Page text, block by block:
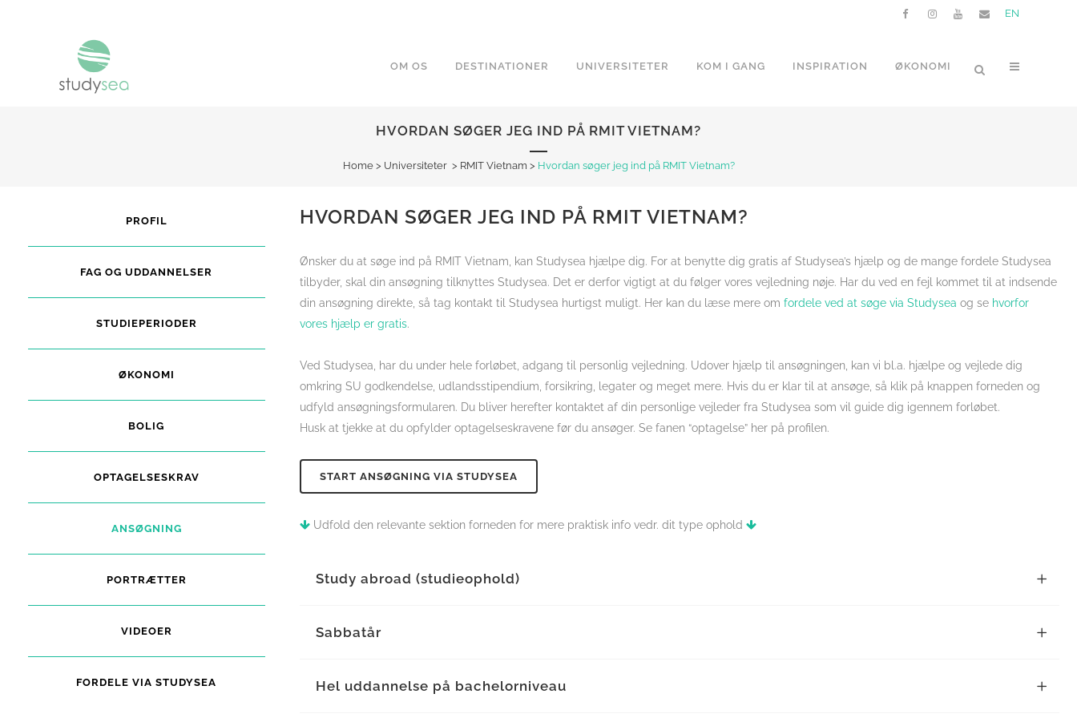
EN
OM OS DESTINATIONER UNIVERSITETER KOM I GANG INSPIRATION ØKONOMI
HVORDAN SØGER JEG IND PÅ RMIT VIETNAM?
Home> Universiteter > RMIT Vietnam > Hvordan søger jeg ind på RMIT Vietnam?
PROFIL
FAG OG UDDANNELSER
STUDIEPERIODER
ØKONOMI
BOLIG
OPTAGELSESKRAV
ANSØGNING
PORTRÆTTER
VIDEOER
FORDELE VIA STUDYSEA
HVORDAN SØGER JEG IND PÅ RMIT VIETNAM?
Ønsker du at søge ind på RMIT Vietnam, kan Studysea hjælpe dig. For at benytte dig gratis af Studysea’s hjælp og de mange fordele Studysea
tilbyder, skal din ansøgning tilknyttes Studysea. Det er derfor vigtigt at du følger vores vejledning nøje. Har du ved en fejl kommet til at indsende
din ansøgning direkte, så tag kontakt til Studysea hurtigst muligt. Her kan du læse mere om fordele ved at søge via Studysea og se hvorfor
vores hjælp er gratis.
Ved Studysea, har du under hele forløbet, adgang til personlig vejledning. Udover hjælp til ansøgningen, kan vi bl.a. hjælpe og vejlede dig
omkring SU godkendelse, udlandsstipendium, forsikring, legater og meget mere. Hvis du er klar til at ansøge, så klik på knappen forneden og
udfyld ansøgningsformularen. Du bliver herefter kontaktet af din personlige vejleder fra Studysea som vil guide dig igennem forløbet.
Husk at tjekke at du opfylder optagelseskravene før du ansøger. Se fanen “optagelse” her på profilen.
START ANSØGNING VIA STUDYSEA
Udfold den relevante sektion forneden for mere praktisk info vedr. dit type ophold
Study abroad (studieophold)
Sabbatår
Hel uddannelse på bachelorniveau